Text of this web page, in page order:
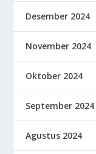
Desember 2024
November 2024
Oktober 2024
September 2024
Agustus 2024